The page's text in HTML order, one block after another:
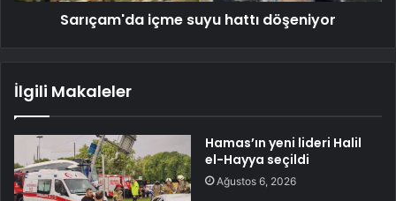
Sarıçam'da içme suyu hattı döşeniyor
İlgili Makaleler
Hamas’ın yeni lideri Halil
el-Hayya seçildi
Ağustos 6, 2026